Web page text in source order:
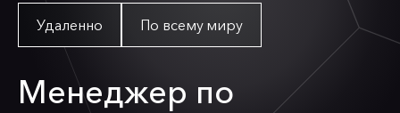
Удаленно По всему миру
Менеджер по